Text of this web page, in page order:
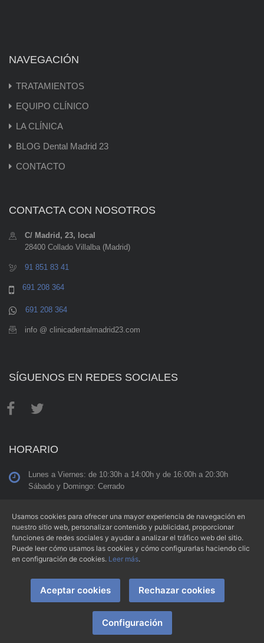
NAVEGACIÓN
TRATAMIENTOS
EQUIPO CLÍNICO
LA CLÍNICA
BLOG Dental Madrid 23
CONTACTO
CONTACTA CON NOSOTROS
C/ Madrid, 23, local
28400 Collado Villalba (Madrid)
91 851 83 41
691 208 364
691 208 364
info @ clinicadentalmadrid23.com
SÍGUENOS EN REDES SOCIALES
HORARIO
Lunes a Viernes: de 10:30h a 14:00h y de 16:00h a 20:30h
Sábado y Domingo: Cerrado
Aviso Legal | Condiciones de Uso | Política de Privacidad |
Política de Cookies
Copyright © 2026 - Clínica Dental Madrid 23 - Implantes en Villalba
Página web creada por
Usamos cookies para ofrecer una mayor experiencia de navegación en
nuestro sitio web, personalizar contenido y publicidad, proporcionar
funciones de redes sociales y ayudar a analizar el tráfico web del sitio.
Puede leer cómo usamos las cookies y cómo configurarlas haciendo clic
en configuración de cookies. Leer más.
Aceptar cookies Rechazar cookies
Configuración